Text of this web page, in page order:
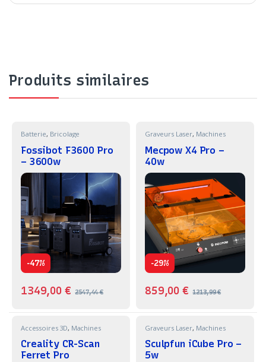
Produits similaires
Batterie, Bricolage
Fossibot F3600 Pro
– 3600w
-47%
1349,00 € 2547,44€
Graveurs Laser, Machines
Mecpow X4 Pro –
40w
-29%
859,00€ 1213,99€
Accessoires 3D, Machines
Creality CR-Scan
Ferret Pro
Graveurs Laser, Machines
Sculpfun iCube Pro –
5w